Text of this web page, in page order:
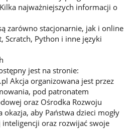
najważniejszych informacji o
zarówno stacjonarnie, jak i online
Scratch, Python i inne języki
jest na stronie:
Akcja organizowana jest przez
pod patronatem
oraz Ośrodka Rozwoju
okazja, aby Państwa dzieci mogły
inteligencji oraz rozwijać swoje